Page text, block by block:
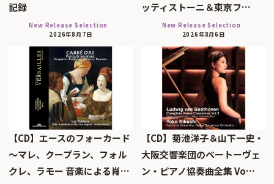
記録
New Release Selection
2026年8月7日
ッティストーニ＆東京フ…
New Release Selection
2026年8月6日
【CD】エースのフォーカード
～マレ、クープラン、フォル
クレ、ラモー 音楽による肖…
【CD】菊池洋子＆山下一史・
大阪交響楽団のベートーヴェ
ン・ピアノ協奏曲全集 Vo…